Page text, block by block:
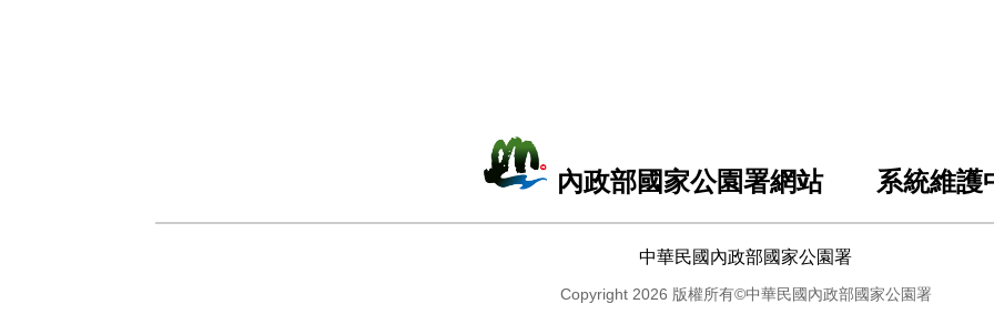
內政部國家公園署網站 系統維護
中華民國內政部國家公園署
Copyright 2026 版權所有©中華民國內政部國家公園署